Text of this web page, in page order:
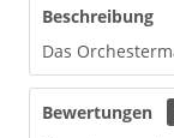
Beschreibung
Das
Bewertungen